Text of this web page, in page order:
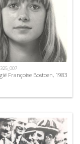
Françoise Bostoen, 1983